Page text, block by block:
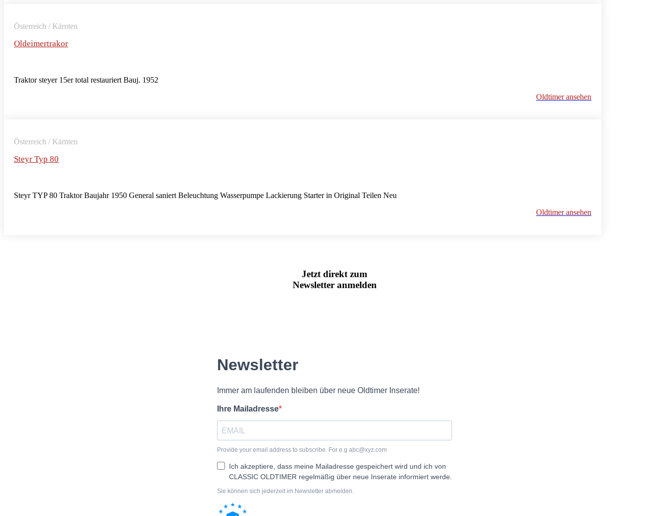
Österreich / Kärnten
Oldeimertrakor
Traktor steyer 15er total restauriert Bauj. 1952
Oldtimer ansehen
Österreich / Kärnten
Steyr Typ 80
Steyr TYP 80 Traktor Baujahr 1950 General saniert Beleuchtung Wasserpumpe Lackierung Starter in Original Teilen Neu
Oldtimer ansehen
Jetzt direkt zum
Newsletter anmelden